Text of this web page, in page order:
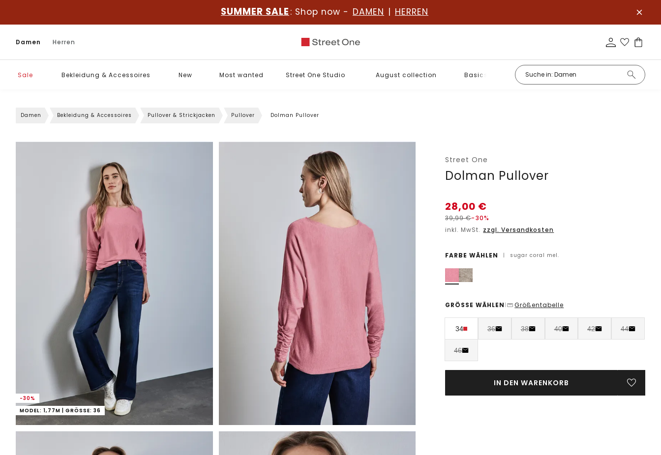
SUMMER SALE : Shop now - DAMEN | HERREN
Damen Herren
Sale Bekleidung & Accessoires New Most wanted Street One Studio August collection Basics
Damen Bekleidung & Accessoires Pullover & Strickjacken Pullover Dolman Pullover
-30%
MODEL: 1,77M | GRÖSSE: 36
Street One
Dolman Pullover
28,00 €
39,99€-30%
inkl. MwSt. zzgl. Versandkosten
FARBE WÄHLEN | sugar coral mel.
GRÖSSE WÄHLEN | Größentabelle
34 36 38 40 42 44
46
IN DEN WARENKORB